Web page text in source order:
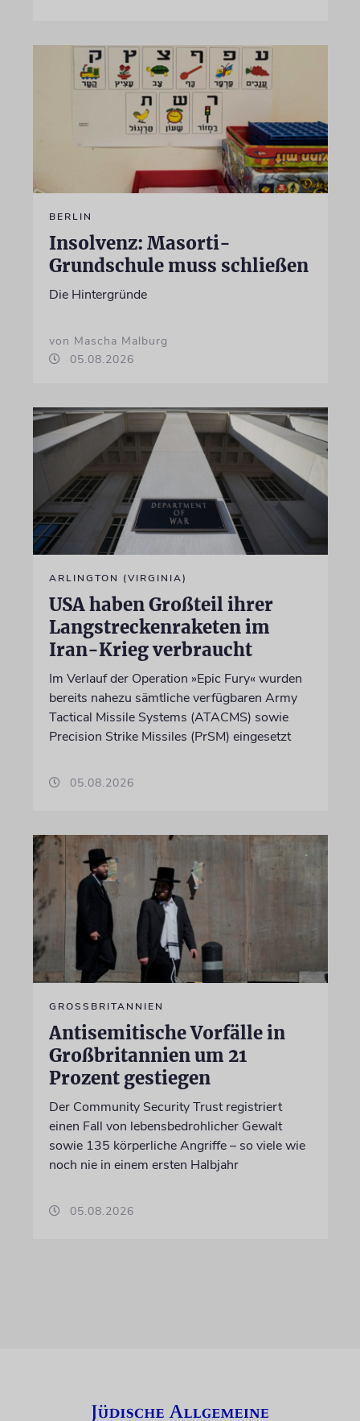
BERLIN
Insolvenz: Masorti-
Grundschule muss schließen
Die Hintergründe
von Mascha Malburg
05.08.2026
ARLINGTON (VIRGINIA)
USA haben Großteil ihrer
Langstreckenraketen im
Iran-Krieg verbraucht
Im Verlauf der Operation »Epic Fury« wurden
bereits nahezu sämtliche verfügbaren Army
Tactical Missile Systems (ATACMS) sowie
Precision Strike Missiles (PrSM) eingesetzt
05.08.2026
GROSSBRITANNIEN
Antisemitische Vorfälle in
Großbritannien um 21
Prozent gestiegen
Der Community Security Trust registriert
einen Fall von lebensbedrohlicher Gewalt
sowie 135 körperliche Angriffe – so viele wie
noch nie in einem ersten Halbjahr
05.08.2026